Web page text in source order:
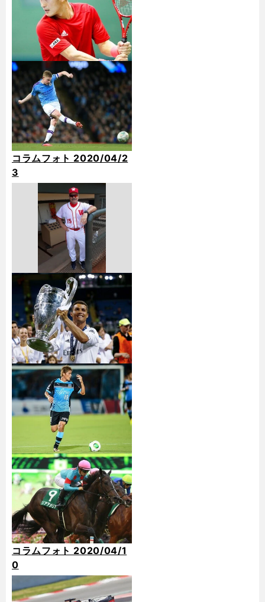
コラムフォト 2020/04/2
3
コラムフォト 2020/04/1
0